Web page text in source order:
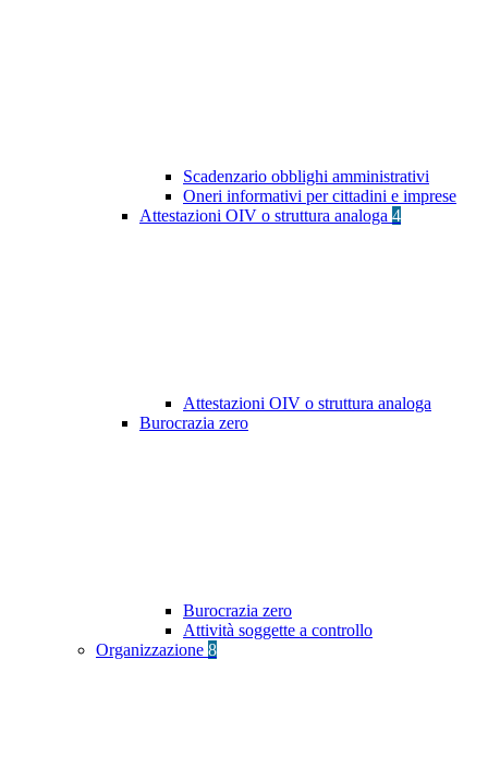
Scadenzario obblighi amministrativi
Oneri informativi per cittadini e imprese
Attestazioni OIV o struttura analoga 4
Attestazioni OIV o struttura analoga
Burocrazia zero
Burocrazia zero
Attività soggette a controllo
Organizzazione 8